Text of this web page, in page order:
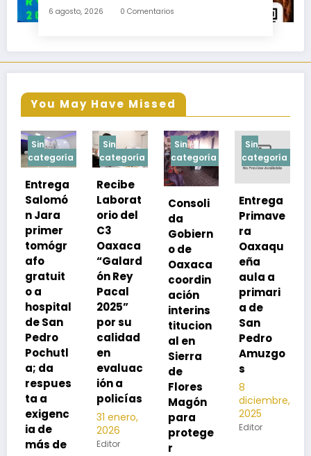
nivel medio superior
6 agosto, 2026 0 Comentarios
You May Have Missed
Sin
categoría
Recibe
Laborat
orio del
C3
Oaxaca
“Galard
ón Rey
Pacal
2025”
por su
calidad
en
evaluac
ión a
policías
31 enero,
2026
Editor
Sin
categoría
Consoli
da
Gobiern
o de
Oaxaca
coordin
ación
interins
titucion
al en
Sierra
de
Flores
Magón
para
protege
r
Sin
categoría
Entrega
Primave
ra
Oaxaqu
eña
aula a
primari
a de
San
Pedro
Amuzgo
s
8
diciembre,
2025
Editor
Sin
categoría
Exhorta
SSO a
vacuna
rse de
neumoc
oco
para
preveni
r la
neumon
ía
13
noviembre,
2025
Editor